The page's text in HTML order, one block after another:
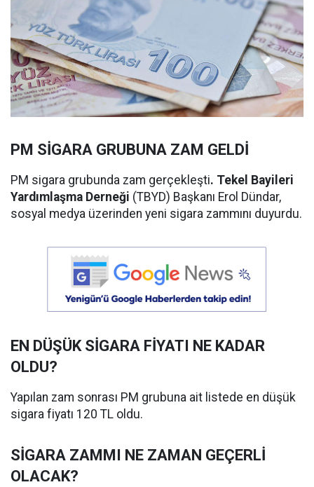
PM SİGARA GRUBUNA ZAM GELDİ
PM sigara grubunda zam gerçekleşti. Tekel Bayileri
Yardımlaşma Derneği (TBYD) Başkanı Erol Dündar,
sosyal medya üzerinden yeni sigara zammını duyurdu.
EN DÜŞÜK SİGARA FİYATI NE KADAR
OLDU?
Yapılan zam sonrası PM grubuna ait listede en düşük
sigara fiyatı 120 TL oldu.
SİGARA ZAMMI NE ZAMAN GEÇERLİ
OLACAK?